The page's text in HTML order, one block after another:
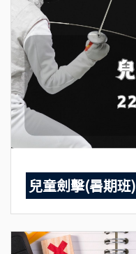
兒童劍擊(暑期班)